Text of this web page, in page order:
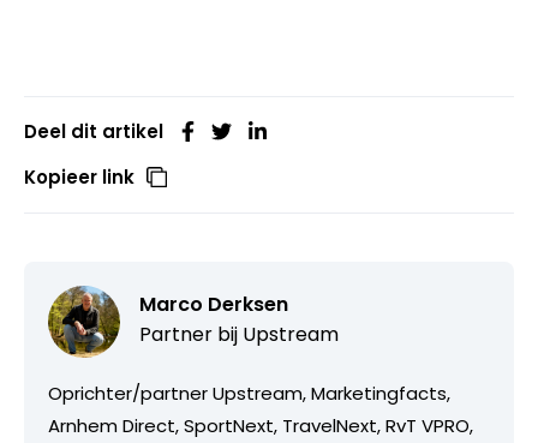
Deel dit artikel
Kopieer link
Marco Derksen
Partner bij Upstream
Oprichter/partner Upstream, Marketingfacts,
Arnhem Direct, SportNext, TravelNext, RvT VPRO,